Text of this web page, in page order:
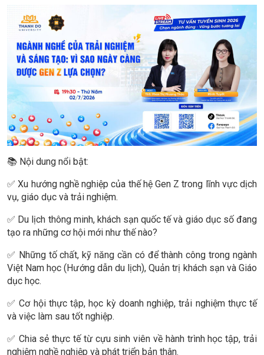
📚 Nội dung nổi bật:
✅ Xu hướng nghề nghiệp của thế hệ Gen Z trong lĩnh vực dịch
vụ, giáo dục và trải nghiệm.
✅ Du lịch thông minh, khách sạn quốc tế và giáo dục số đang
tạo ra những cơ hội mới như thế nào?
✅ Những tố chất, kỹ năng cần có để thành công trong ngành
Việt Nam học (Hướng dẫn du lịch), Quản trị khách sạn và Giáo
dục học.
✅ Cơ hội thực tập, học kỳ doanh nghiệp, trải nghiệm thực tế
và việc làm sau tốt nghiệp.
✅ Chia sẻ thực tế từ cựu sinh viên về hành trình học tập, trải
nghiệm nghề nghiệp và phát triển bản thân.